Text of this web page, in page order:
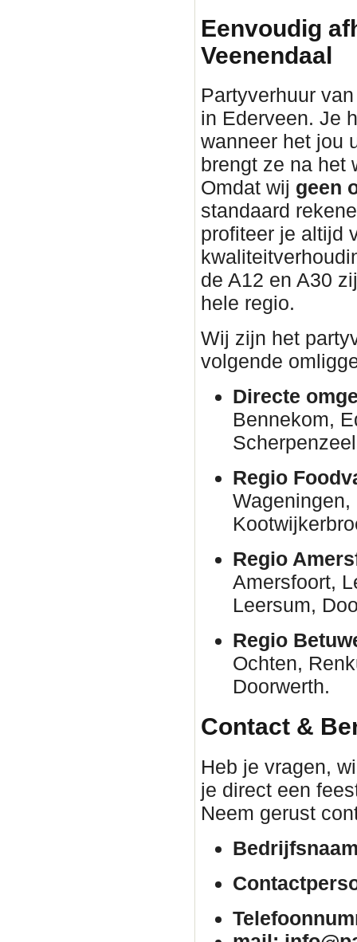
Eenvoudig
Veenendaal
Partyverhuur
in Ederveen. Je
wanneer het jou
brengt ze na het
Omdat wij geen
standaard
profiteer je altijd
de A12 en A30
hele regio.
Wij zijn het
volgende
Directe
Bennekom,
Regio
Regio
Amersfoort,
Leersum,
Regio
Ochten,
Doorwerth.
Contact &
Heb je vragen,
je direct een
Neem gerust